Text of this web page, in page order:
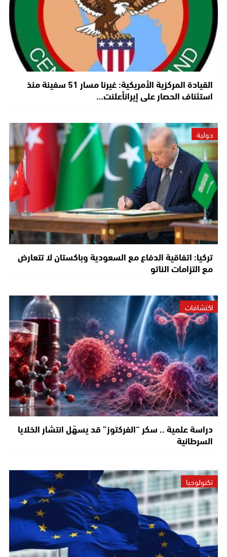
القيادة المركزية الأمريكية: غيرنا مسار 51 سفينة منذ
استئناف الحصار على إيرانأعلنت…
دولية
تركيا: اتفاقية الدفاع مع السعودية وباكستان لا تتعارض
مع التزامات الناتو
اكتشافات
دراسة علمية .. سكر “الفركتوز” قد يسهّل انتشار الخلايا
السرطانية
تكنولوجيا